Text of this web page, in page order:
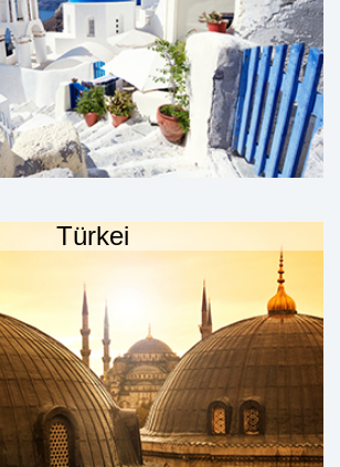
Türkei